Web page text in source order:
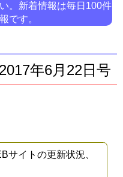
。新着情報は毎日100件
です。
年6月22日号
サイトの更新状況、